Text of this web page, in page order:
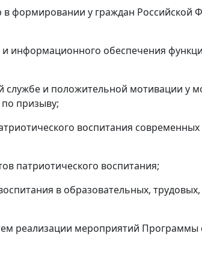
формировании у граждан Российской
информационного обеспечения
и положительной мотивации у
призыву;
воспитания
патриотического воспитания;
в образовательных, трудовых,
реализации мероприятий Программы